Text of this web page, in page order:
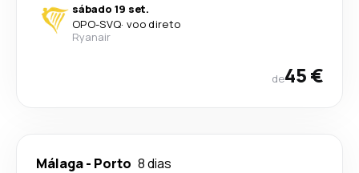
sábado 19 set.
OPO-SVQ· voo direto
Ryanair
de45 €
Málaga- Porto 8 dias